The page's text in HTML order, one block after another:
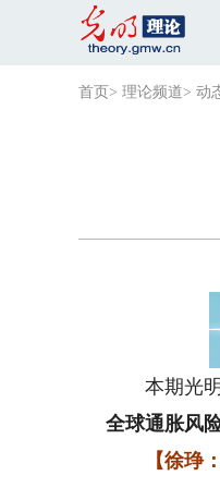
首页 > 理论频道> 动
本期光明
全球通胀风
【徐琤：